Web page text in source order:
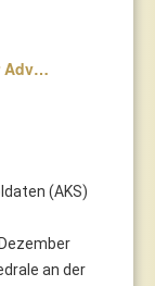
Adv…
(AKS)
an der